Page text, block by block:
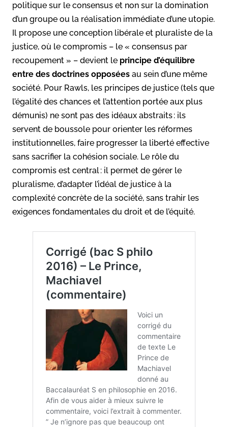
politique sur le consensus et non sur la domination
d’un groupe ou la réalisation immédiate d’une utopie.
Il propose une conception libérale et pluraliste de la
justice, où le compromis – le « consensus par
recoupement » – devient le principe d’équilibre
entre des doctrines opposées au sein d’une même
société. Pour Rawls, les principes de justice (tels que
l’égalité des chances et l’attention portée aux plus
démunis) ne sont pas des idéaux abstraits : ils
servent de boussole pour orienter les réformes
institutionnelles, faire progresser la liberté effective
sans sacrifier la cohésion sociale. Le rôle du
compromis est central : il permet de gérer le
pluralisme, d’adapter l’idéal de justice à la
complexité concrète de la société, sans trahir les
exigences fondamentales du droit et de l’équité.